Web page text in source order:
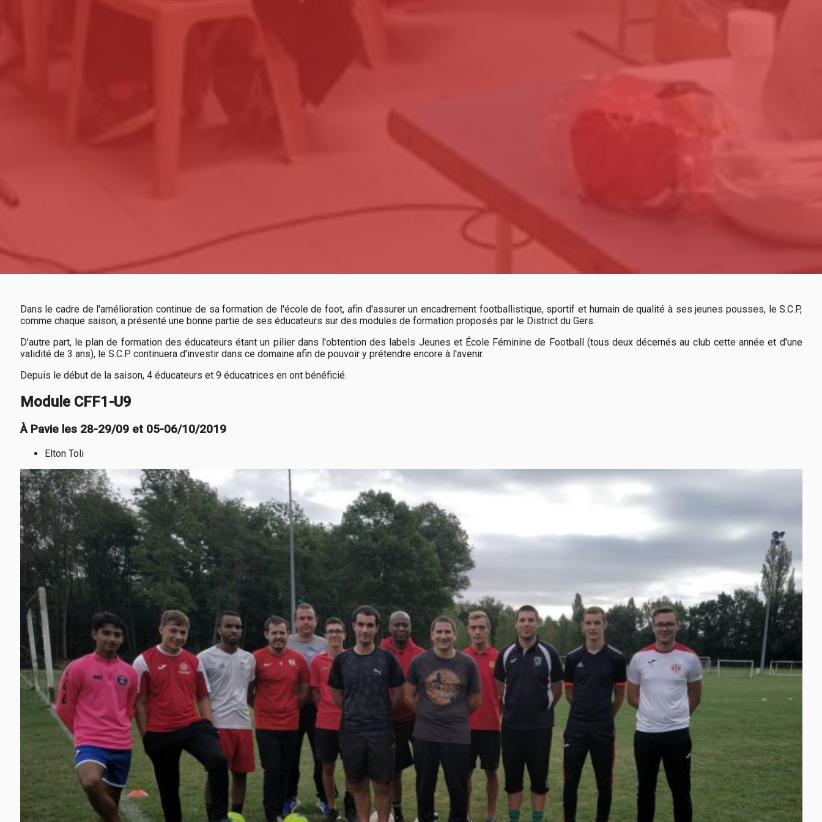
Dans le cadre de l'amélioration continue de sa formation de l'école de foot, afin d'assurer un encadrement footballistique, sportif et humain de qualité à ses jeunes pousses, le S.C.P,
comme chaque saison, a présenté une bonne partie de ses éducateurs sur des modules de formation proposés par le District du Gers.
D'autre part, le plan de formation des éducateurs étant un pilier dans l'obtention des labels Jeunes et École Féminine de Football (tous deux décernés au club cette année et d'une
validité de 3 ans), le S.C.P continuera d'investir dans ce domaine afin de pouvoir y prétendre encore à l'avenir.
Depuis le début de la saison, 4 éducateurs et 9 éducatrices en ont bénéficié.
Module CFF1-U9
À Pavie les 28-29/09 et 05-06/10/2019
Elton Toli